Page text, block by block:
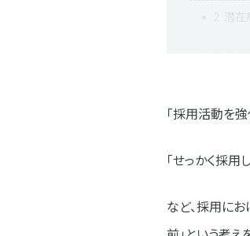
2. 潜在
5. 採用
２.【ネオイ
「採用活動を
「せっかく採用
など、採用に